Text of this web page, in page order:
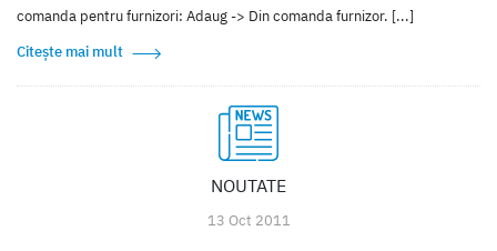
comanda pentru furnizori: Adaug -> Din comanda furnizor. [...]
Citește mai mult
NOUTATE
13 Oct 2011